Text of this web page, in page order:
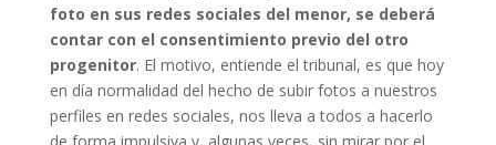
foto en sus redes sociales del menor, se deberá
contar con el consentimiento previo del otro
progenitor. El motivo, entiende el tribunal, es que hoy
en día normalidad del hecho de subir fotos a nuestros
perfiles en redes sociales, nos lleva a todos a hacerlo